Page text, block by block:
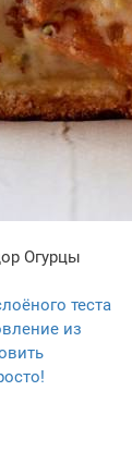
Огурцы
теста
из